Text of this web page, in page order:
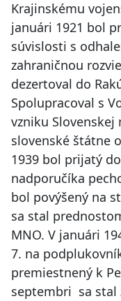
Krajinskému
januári 1921 bol
súvislosti s
zahraničnou
dezertoval do
Spolupracoval s
vzniku Slovenskej
slovenské štátne
1939 bol prijatý
nadporučíka
bol povýšený na
sa stal
MNO. V januári
7. na
premiestnený k
septembri sa stal